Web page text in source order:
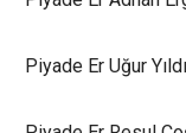
Piyade Er Uğur